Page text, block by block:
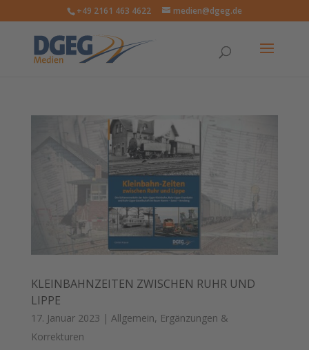
+49 2161 463 4622 medien@dgeg.de
KLEINBAHNZEITEN ZWISCHEN RUHR UND
LIPPE
17. Januar 2023 | Allgemein, Ergänzungen &
Korrekturen